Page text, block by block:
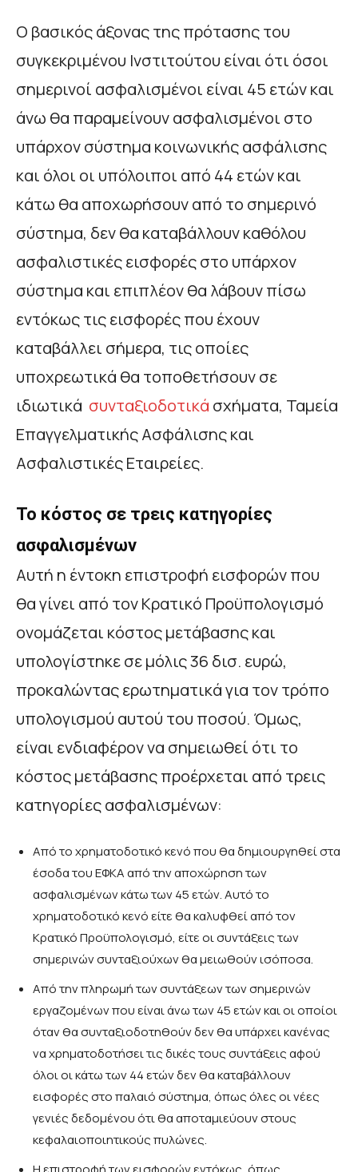
Ο βασικός άξονας της πρότασης του
συγκεκριμένου Ινστιτούτου είναι ότι όσοι
σημερινοί ασφαλισμένοι είναι 45 ετών και
άνω θα παραμείνουν ασφαλισμένοι στο
υπάρχον σύστημα κοινωνικής ασφάλισης
και όλοι οι υπόλοιποι από 44 ετών και
κάτω θα αποχωρήσουν από το σημερινό
σύστημα, δεν θα καταβάλλουν καθόλου
ασφαλιστικές εισφορές στο υπάρχον
σύστημα και επιπλέον θα λάβουν πίσω
εντόκως τις εισφορές που έχουν
καταβάλλει σήμερα, τις οποίες
υποχρεωτικά θα τοποθετήσουν σε
ιδιωτικά συνταξιοδοτικά σχήματα, Ταμεία
Επαγγελματικής Ασφάλισης και
Ασφαλιστικές Εταιρείες.
Το κόστος σε τρεις κατηγορίες
ασφαλισμένων
Αυτή η έντοκη επιστροφή εισφορών που
θα γίνει από τον Κρατικό Προϋπολογισμό
ονομάζεται κόστος μετάβασης και
υπολογίστηκε σε μόλις 36 δισ. ευρώ,
προκαλώντας ερωτηματικά για τον τρόπο
υπολογισμού αυτού του ποσού. Όμως,
είναι ενδιαφέρον να σημειωθεί ότι το
κόστος μετάβασης προέρχεται από τρεις
κατηγορίες ασφαλισμένων:
Από το χρηματοδοτικό κενό που θα δημιουργηθεί στα
έσοδα του ΕΦΚΑ από την αποχώρηση των
ασφαλισμένων κάτω των 45 ετών. Αυτό το
χρηματοδοτικό κενό είτε θα καλυφθεί από τον
Κρατικό Προϋπολογισμό, είτε οι συντάξεις των
σημερινών συνταξιούχων θα μειωθούν ισόποσα.
Από την πληρωμή των συντάξεων των σημερινών
εργαζομένων που είναι άνω των 45 ετών και οι οποίοι
όταν θα συνταξιοδοτηθούν δεν θα υπάρχει κανένας
να χρηματοδοτήσει τις δικές τους συντάξεις αφού
όλοι οι κάτω των 44 ετών δεν θα καταβάλλουν
εισφορές στο παλαιό σύστημα, όπως όλες οι νέες
γενιές δεδομένου ότι θα αποταμιεύουν στους
κεφαλαιοποιητικούς πυλώνες.